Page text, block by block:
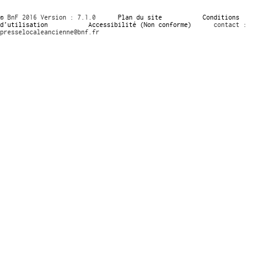
© BnF 2016 Version : 7.1.0 Plan du site
Conditions
d’utilisation
Accessibilité (Non conforme)
contact :
presselocaleancienne@bnf.fr